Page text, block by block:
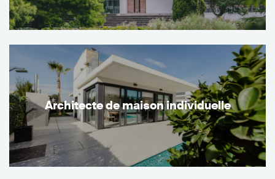
Architecte de maison individuelle